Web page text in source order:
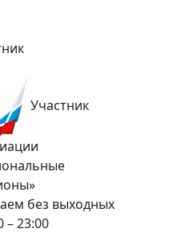
Участник
без выходных
– 23:00